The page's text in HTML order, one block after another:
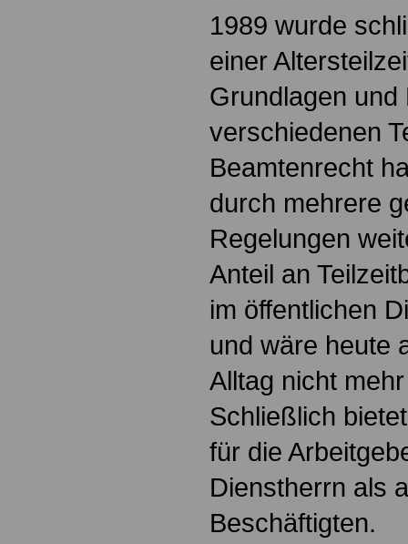
1989 wurde
einer
Grundlagen und
verschiedenen
Beamtenrecht
durch mehrere
Regelungen
Anteil an
im öffentlichen
und wäre heute
Alltag nicht
Schließlich
für die
Dienstherrn als
Beschäftigten.